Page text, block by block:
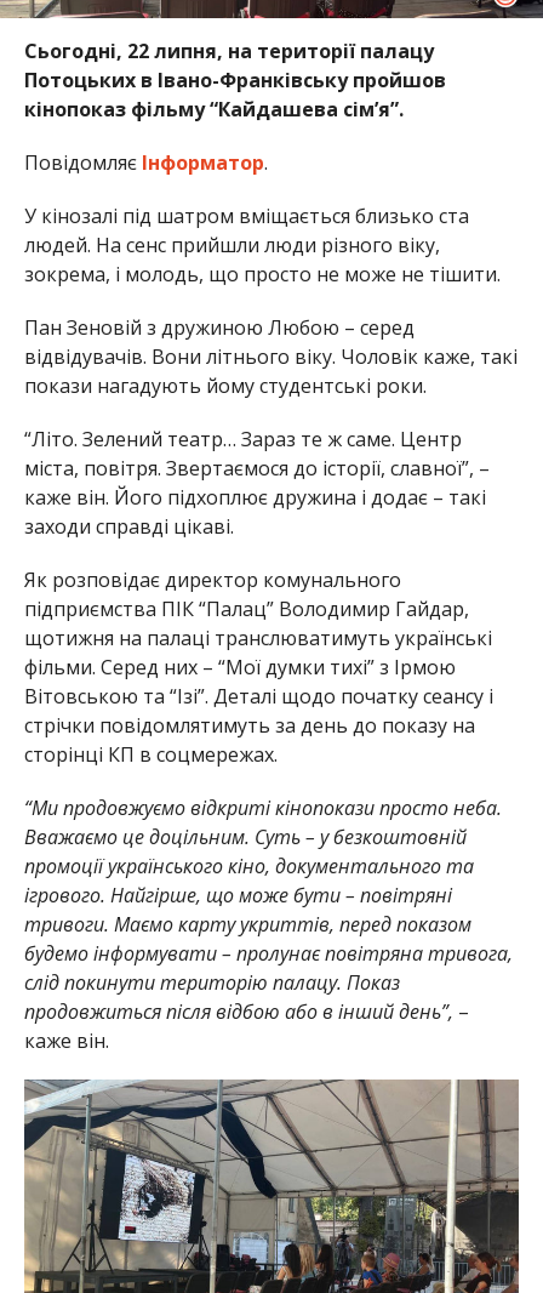
Сьогодні, 22 липня, на території палацу
Потоцьких в Івано-Франківську пройшов
кінопоказ фільму “Кайдашева сім’я”.
Повідомляє Інформатор.
У кінозалі під шатром вміщається близько ста
людей. На сенс прийшли люди різного віку,
зокрема, і молодь, що просто не може не тішити.
Пан Зеновій з дружиною Любою – серед
відвідувачів. Вони літнього віку. Чоловік каже, такі
покази нагадують йому студентські роки.
“Літо. Зелений театр… Зараз те ж саме. Центр
міста, повітря. Звертаємося до історії, славної”, –
каже він. Його підхоплює дружина і додає – такі
заходи справді цікаві.
Як розповідає директор комунального
підприємства ПІК “Палац” Володимир Гайдар,
щотижня на палаці транслюватимуть українські
фільми. Серед них – “Мої думки тихі” з Ірмою
Вітовською та “Ізі”. Деталі щодо початку сеансу і
стрічки повідомлятимуть за день до показу на
сторінці КП в соцмережах.
“Ми продовжуємо відкриті кінопокази просто неба.
Вважаємо це доцільним. Суть – у безкоштовній
промоції українського кіно, документального та
ігрового. Найгірше, що може бути – повітряні
тривоги. Маємо карту укриттів, перед показом
будемо інформувати – пролунає повітряна тривога,
слід покинути територію палацу. Показ
продовжиться після відбою або в інший день”, –
каже він.